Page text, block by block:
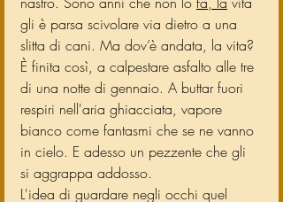
gli è parsa scivolare via dietro a una
slitta di cani. Ma dov’è andata, la vita?
È finita così, a calpestare asfalto alle tre
di una notte di gennaio. A buttar fuori
respiri nell'aria ghiacciata, vapore
bianco come fantasmi che se ne vanno
in cielo. E adesso un pezzente che gli
si aggrappa addosso.
L'idea di guardare negli occhi quel